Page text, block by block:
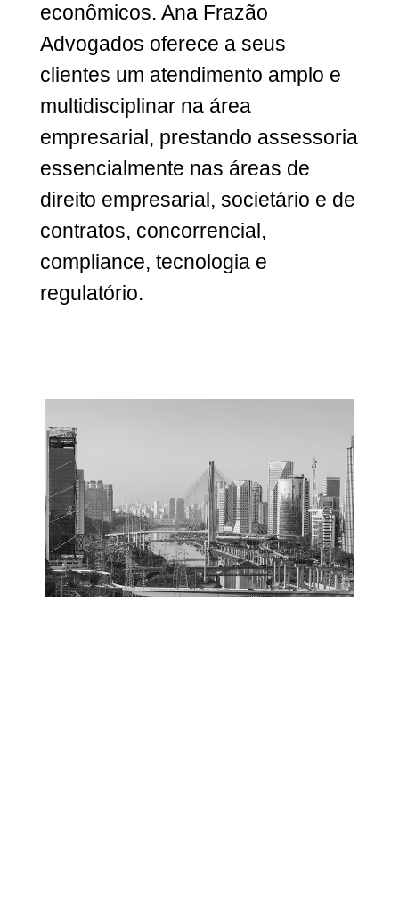
econômicos. Ana Frazão
Advogados oferece a seus
clientes um atendimento amplo e
multidisciplinar na área
empresarial, prestando assessoria
essencialmente nas áreas de
direito empresarial, societário e de
contratos, concorrencial,
compliance, tecnologia e
regulatório.